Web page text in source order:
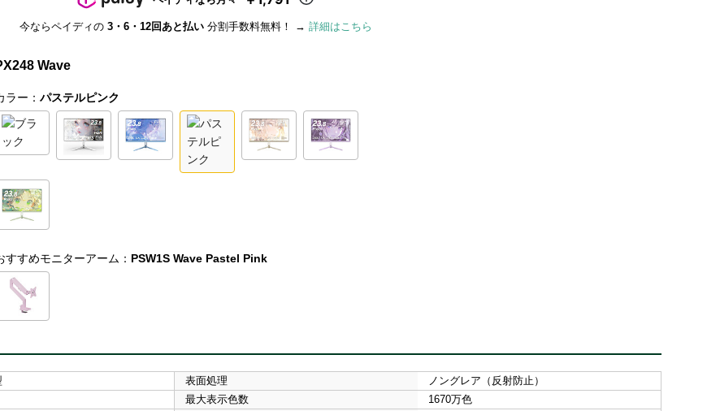
今ならペイディの 3・6・12回あと払い分割手数料無料！ → 詳細はこちら
Wave
ラー： パステルピンク
すすめモニターアーム： PSW1S Wave Pastel Pink
表面処理
ノングレア（反射防止）
最大表示色数
1670万色